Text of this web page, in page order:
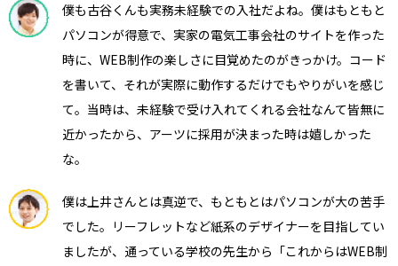
僕も古谷くんも実務未経験での入社だよね。僕はもともと
パソコンが得意で、実家の電気工事会社のサイトを作った
時に、WEB制作の楽しさに目覚めたのがきっかけ。コード
を書いて、それが実際に動作するだけでもやりがいを感じ
て。当時は、未経験で受け入れてくれる会社なんて皆無に
近かったから、アーツに採用が決まった時は嬉しかった
な。
僕は上井さんとは真逆で、もともとはパソコンが大の苦手
でした。リーフレットなど紙系のデザイナーを目指してい
ましたが、通っている学校の先生から「これからはWEB制